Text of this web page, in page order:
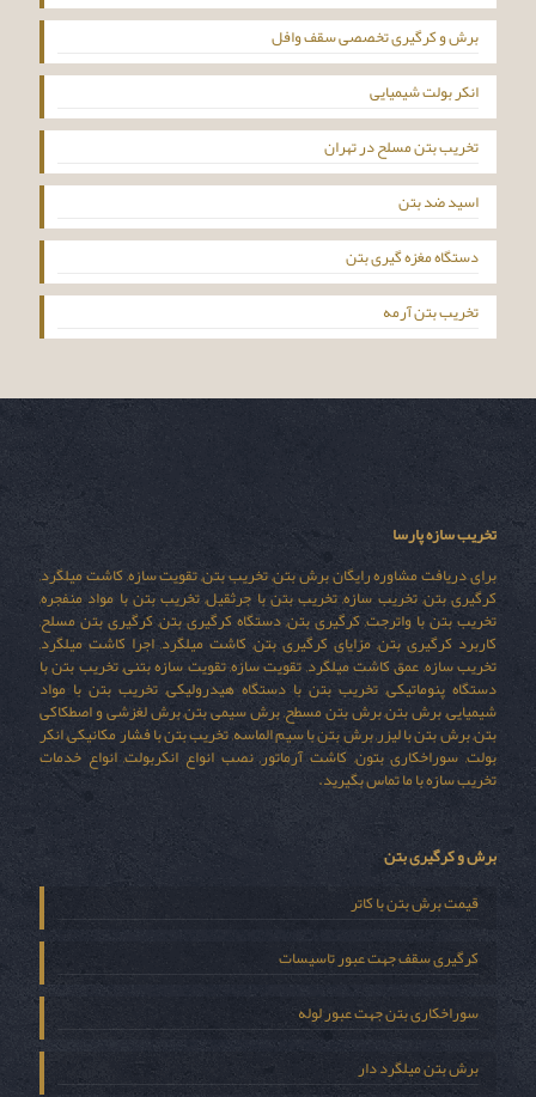
برش و کرگیری تخصصی سقف وافل
انکر بولت شیمیایی
تخریب بتن مسلح در تهران
اسید ضد بتن
دستگاه مغزه گیری بتن
تخریب بتن آرمه
تخریب سازه پارسا
برای دریافت مشاوره رایگان برش بتن, تخریب بتن, تقویت سازه, کاشت میلگرد,
کرگیری بتن, تخریب سازه, تخریب بتن با جرثقیل, تخریب بتن با مواد منفجره,
تخریب بتن با واترجت, کرگیری بتن, دستگاه کرگیری بتن, کرگیری بتن مسلح,
کاربرد کرگیری بتن, مزایای کرگیری بتن, کاشت میلگرد, اجرا کاشت میلگرد,
تخریب سازه, عمق کاشت میلگرد, تقویت سازه, تقویت سازه بتنی, تخریب بتن با
دستگاه پنوماتیکی, تخریب بتن با دستگاه هیدرولیکی, تخریب بتن با مواد
شیمیایی, برش بتن, برش بتن مسطح, برش سیمی بتن, برش لغزشی و اصطکاکی
بتن, برش بتن با لیزر, برش بتن با سیم الماسه, تخریب بتن با فشار مکانیکی, انکر
بولت, سوراخکاری بتون, کاشت آرماتور, نصب انواع انکربولت, انواع خدمات
تخریب سازه با ما تماس بگیرید.
برش و کرگیری بتن
قیمت برش بتن با کاتر
کرگیری سقف جهت عبور تاسیسات
سوراخکاری بتن جهت عبور لوله
برش بتن میلگرد دار